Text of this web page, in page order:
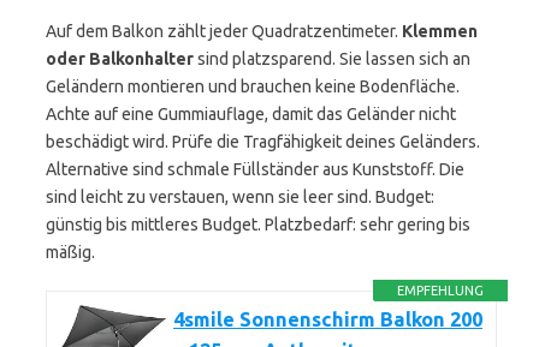
Auf dem Balkon zählt jeder Quadratzentimeter. Klemmen
oder Balkonhaltersind platzsparend. Sie lassen sich an
Geländern montieren und brauchen keine Bodenfläche.
Achte auf eine Gummiauflage, damit das Geländer nicht
beschädigt wird. Prüfe die Tragfähigkeit deines Geländers.
Alternative sind schmale Füllständer aus Kunststoff. Die
sind leicht zu verstauen, wenn sie leer sind. Budget:
günstig bis mittleres Budget. Platzbedarf: sehr gering bis
mäßig.
EMPFEHLUNG
4smile Sonnenschirm Balkon 200